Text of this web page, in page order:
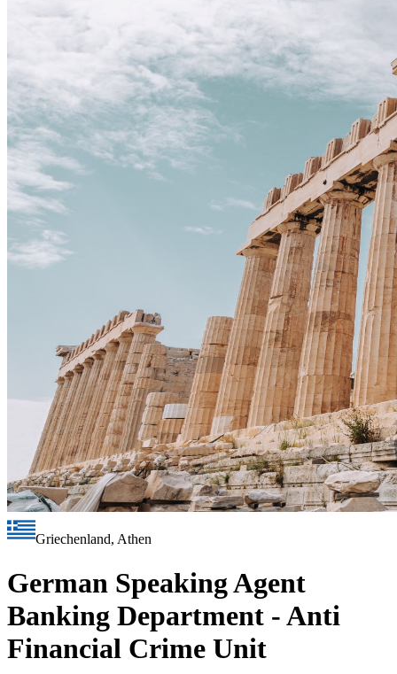
Griechenland, Athen
German Speaking Agent
Banking Department - Anti
Financial Crime Unit